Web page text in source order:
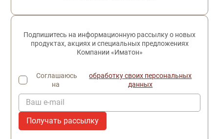
Подпишитесь на информационную рассылку о новых
продуктах, акциях и специальных предложениях
Компании «Иматон»
Соглашаюсь
на
обработку своих персональных
данных
Ваш e-mail